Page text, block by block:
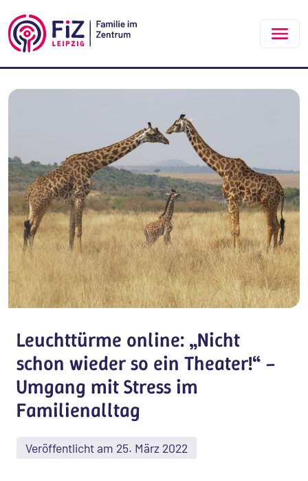
Leuchttürme online: „Nicht
schon wieder so ein Theater!“ –
Umgang mit Stress im
Familienalltag
Veröffentlicht am 25. März 2022